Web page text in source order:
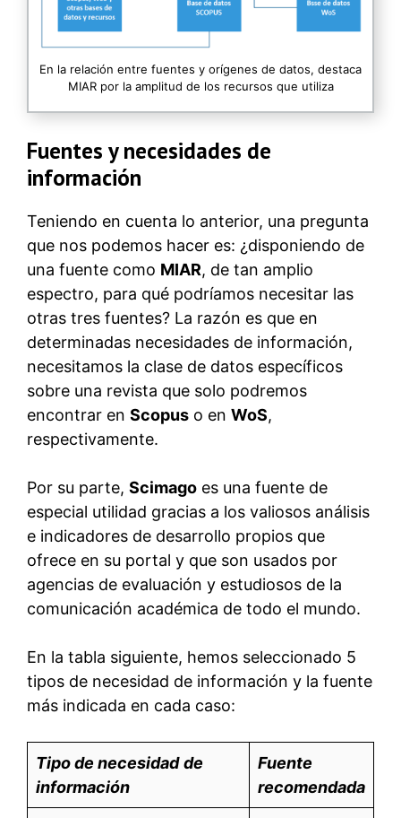
En la relación entre fuentes y orígenes de datos, destaca
MIAR por la amplitud de los recursos que utiliza
Fuentes y necesidades de
información
Teniendo en cuenta lo anterior, una pregunta
que nos podemos hacer es: ¿disponiendo de
una fuente como MIAR, de tan amplio
espectro, para qué podríamos necesitar las
otras tres fuentes? La razón es que en
determinadas necesidades de información,
necesitamos la clase de datos específicos
sobre una revista que solo podremos
encontrar en Scopus o en WoS,
respectivamente.
Por su parte, Scimago es una fuente de
especial utilidad gracias a los valiosos análisis
e indicadores de desarrollo propios que
ofrece en su portal y que son usados por
agencias de evaluación y estudiosos de la
comunicación académica de todo el mundo.
En la tabla siguiente, hemos seleccionado 5
tipos de necesidad de información y la fuente
más indicada en cada caso:
Tipo de necesidad de
información
Fuente
recomendada